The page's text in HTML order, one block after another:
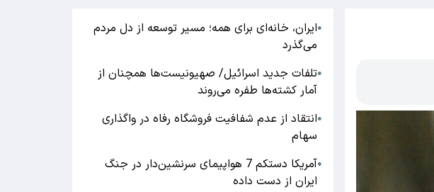
●ایران، خانه‌ای برای همه؛ مسیر توسعه از دل مردم
می‌گذرد
●تلفات جدید اسرائیل/ صهیونیست‌ها همچنان از
آمار کشته‌ها طفره می‌روند
●انتقاد از عدم شفافیت فروشگاه رفاه در واگذاری
سهام
●
آمریکا دستکم 7 هواپیمای سرنشین‌دار در جنگ
ایران از دست داده